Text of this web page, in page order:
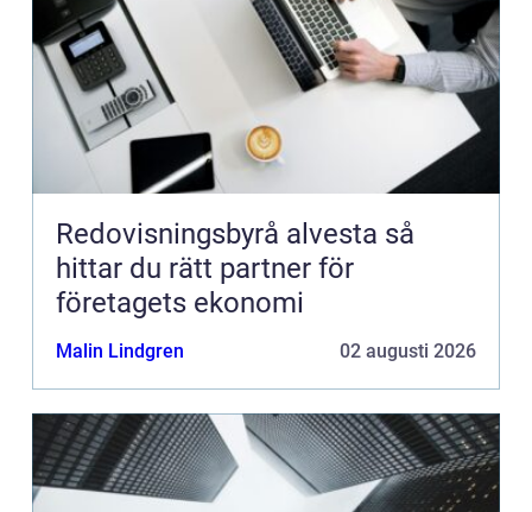
Redovisningsbyrå alvesta så
hittar du rätt partner för
företagets ekonomi
Malin Lindgren 02 augusti 2026